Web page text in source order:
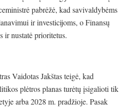
pabrėžė, kad savivaldybėms
ir investicijoms, o Finansų
ir nustatė prioritetus.
Vaidotas Jakštas teigė, kad
plėtros planas turėtų įsigalioti tik
arba 2028 m. pradžioje. Pasak